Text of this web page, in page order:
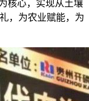
核心，实现从土壤
，为农业赋能，为